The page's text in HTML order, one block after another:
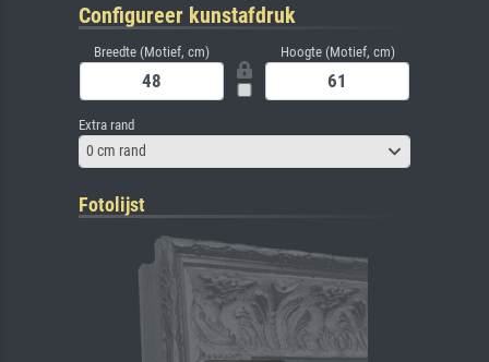
Configureer kunstafdruk
Breedte (Motief, cm) Hoogte (Motief, cm)
Extra rand
0 cm rand
Fotolijst